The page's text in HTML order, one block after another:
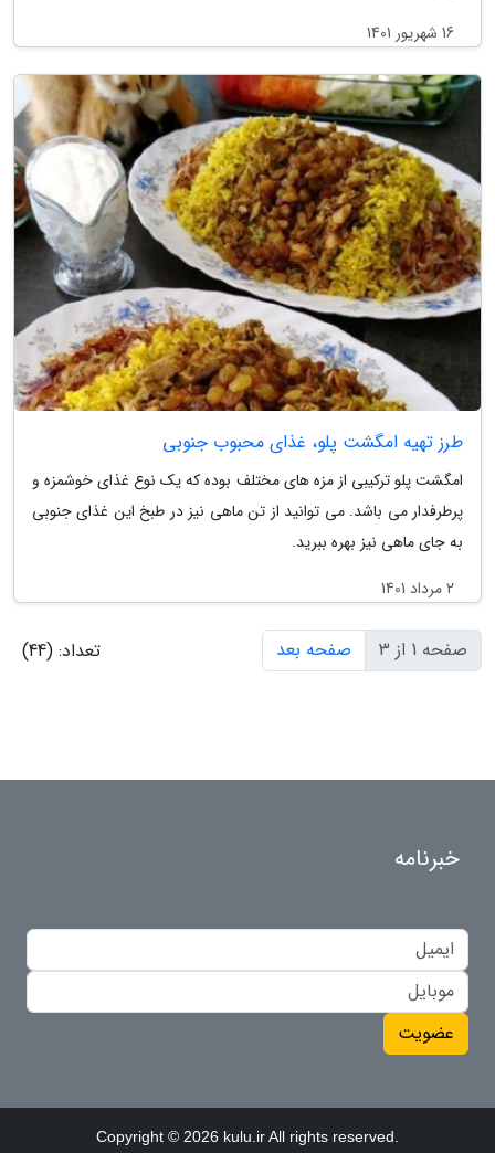
16 شهریور 1401
طرز تهیه امگشت پلو، غذای محبوب جنوبی
امگشت پلو ترکیبی از مزه های مختلف بوده که یک نوع غذای خوشمزه و
پرطرفدار می باشد. می توانید از تن ماهی نیز در طبخ این غذای جنوبی
به جای ماهی نیز بهره ببرید.
2 مرداد 1401
صفحه 1 از 3 صفحه بعد تعداد: (44)
خبرنامه
عضویت
Copyright © 2026 kulu.ir All rights reserved.